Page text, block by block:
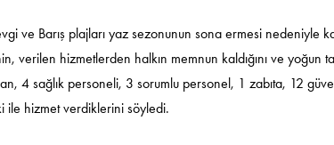
ve Barış plajları yaz sezonunun sona ermesi nedeniyle
verilen hizmetlerden halkın memnun kaldığını ve
4 sağlık personeli, 3 sorumlu personel, 1 zabıta, 12
ile hizmet verdiklerini söyledi.